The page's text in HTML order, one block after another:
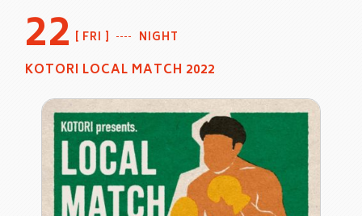
22 FRI NIGHT
KOTORI LOCAL MATCH 2022